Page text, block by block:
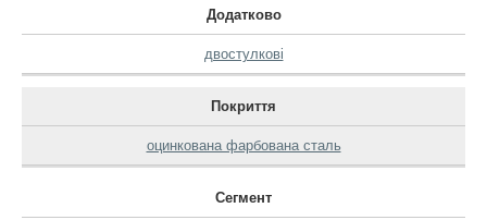
Додатково
двостулкові
Покриття
оцинкована фарбована сталь
Сегмент